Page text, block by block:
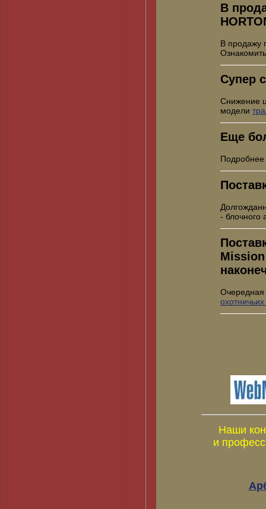
В
В продажу
Супер
Снижение
модели
Еще
- блочного
Очередная
Наши
и